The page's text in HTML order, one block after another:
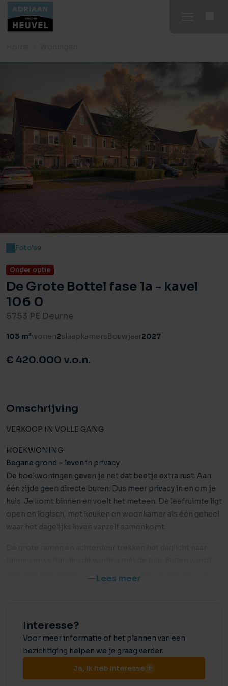
Foto's9
Onder optie
De Grote Bottel fase 1a - kavel
106 0
5753 PE Deurne
103 m²wonen2slaapkamersBouwjaar2027
€ 420.000 v.o.n.
Omschrijving
VERKOOP IN VOLLE GANG
HOEKWONING
Begane grond – leven in privacy
De hoekwoningen geven je net dat beetje extra rust. Aan
één zijde geen directe buren. Dus meer privacy in en om je
huis. Je komt binnen en voelt het meteen. De leefruimte ligt
open en logisch, met keuken en woonkamer als één geheel
waar het dagelijks leven vanzelf samenkomt.
en vrienden.
Eerste verdieping – ruimte en comfort
Op de eerste verdieping vind je twee ruime slaapkamers en
Lees meer
Interesse?
Voor meer informatie of het plannen van een
bezichtiging helpen we je graag verder.
Ja, ik heb interesse